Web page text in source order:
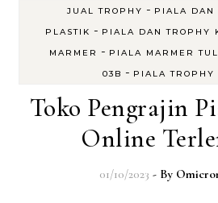
JUAL TROPHY - PIALA DAN
PLASTIK - PIALA DAN TROPHY
MARMER
- PIALA MARMER
03B - PIALA TROPHY
Toko Pengrajin
Online
01/10/2023 - By